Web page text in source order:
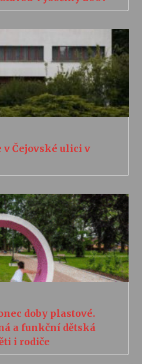
Čejovské ulici v
doby plastové.
a funkční dětská
i rodiče